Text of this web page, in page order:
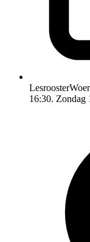
Lesrooster
16:30. Zondag